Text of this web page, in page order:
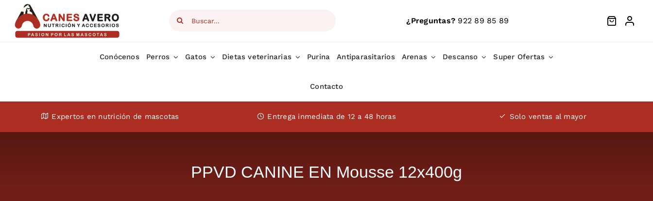
content
Search
¿Preguntas? 922 89 85 89
Conócenos Perros Gatos Dietas veterinarias Purina Antiparasitarios Arenas Descanso Super Ofertas
Contacto
Expertos en nutrición de mascotas Entrega inmediata de 12 a 48 horas Solo ventas al mayor
PPVD CANINE EN Mousse 12x400g